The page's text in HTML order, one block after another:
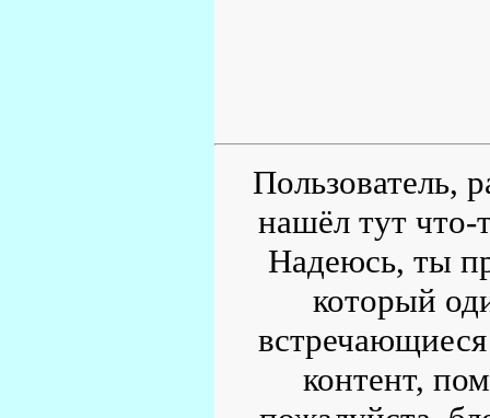
Пользователь,
нашёл тут что-
Надеюсь, ты
который
контент,